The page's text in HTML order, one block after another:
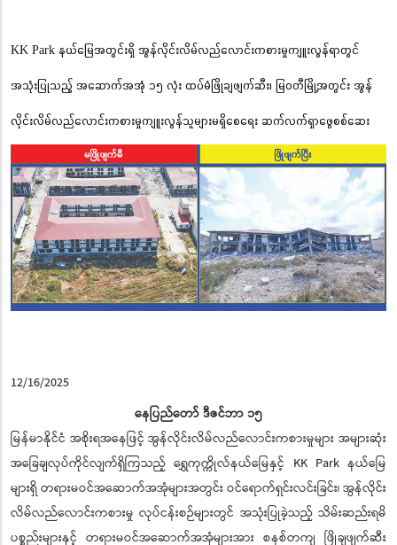
KK Park နယ်မြေအတွင်းရှိ အွန်လိုင်းလိမ်လည်လောင်းကစားမှုကျူးလွန်ရာတွင်
အသုံးပြုသည့် အဆောက်အအုံ ၁၅ လုံး ထပ်မံဖြိုချဖျက်ဆီး၊ မြဝတီမြို့အတွင်း အွန်
လိုင်းလိမ်လည်လောင်းကစားမှုကျူးလွန်သူများမရှိစေရေး ဆက်လက်ရှာဖွေစစ်ဆေး
12/16/2025
နေပြည်တော် ဒီဇင်ဘာ ၁၅
မြန်မာနိုင်ငံ အစိုးရအနေဖြင့် အွန်လိုင်းလိမ်လည်လောင်းကစားမှုများ အများဆုံး
အခြေချလုပ်ကိုင်လျက်ရှိကြသည့် ရွှေကုက္ကိုလ်နယ်မြေနှင့် KK Park နယ်မြေ
များရှိ တရားမဝင်အဆောက်အအုံများအတွင်း ဝင်ရောက်ရှင်းလင်းခြင်း၊ အွန်လိုင်း
လိမ်လည်လောင်းကစားမှု လုပ်ငန်းစဉ်များတွင် အသုံးပြုခဲ့သည့် သိမ်းဆည်းရမိ
ပစ္စည်းများနှင့် တရားမဝင်အဆောက်အအုံများအား စနစ်တကျ ဖြိုချဖျက်ဆီး